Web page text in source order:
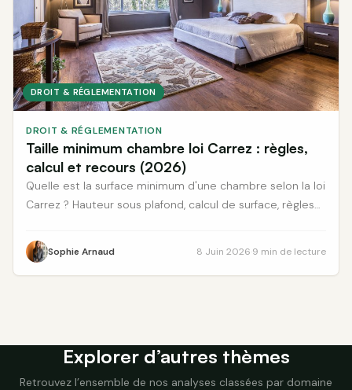
DROIT & RÉGLEMENTATION
DROIT & RÉGLEMENTATION
Taille minimum chambre loi Carrez : règles,
calcul et recours (2026)
Quelle est la surface minimum d'une chambre selon la loi
Carrez ? Hauteur sous plafond, calcul de surface, règles
Sophie Arnaud 8 Juin 2026·9 min de lecture
Explorer d’autres thèmes
Retrouvez l’ensemble de nos analyses classées par domaine